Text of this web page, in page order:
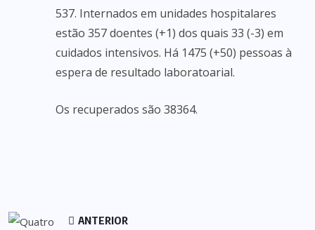
537. Internados em unidades hospitalares
estão 357 doentes (+1) dos quais 33 (-3) em
cuidados intensivos. Há 1475 (+50) pessoas à
espera de resultado laboratoarial.
Os recuperados são 38364.
ANTERIOR